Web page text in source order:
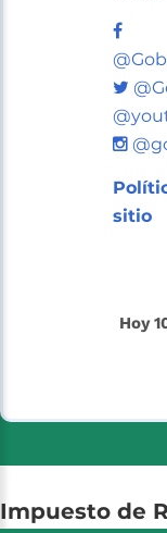
sitio
Hoy
Impuesto de